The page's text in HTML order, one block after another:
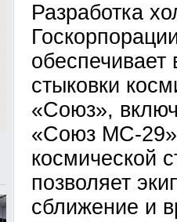
Разработка
обеспечивает
стыковки
«Союз»,
«Союз МС-
космической
позволяет
сближение и